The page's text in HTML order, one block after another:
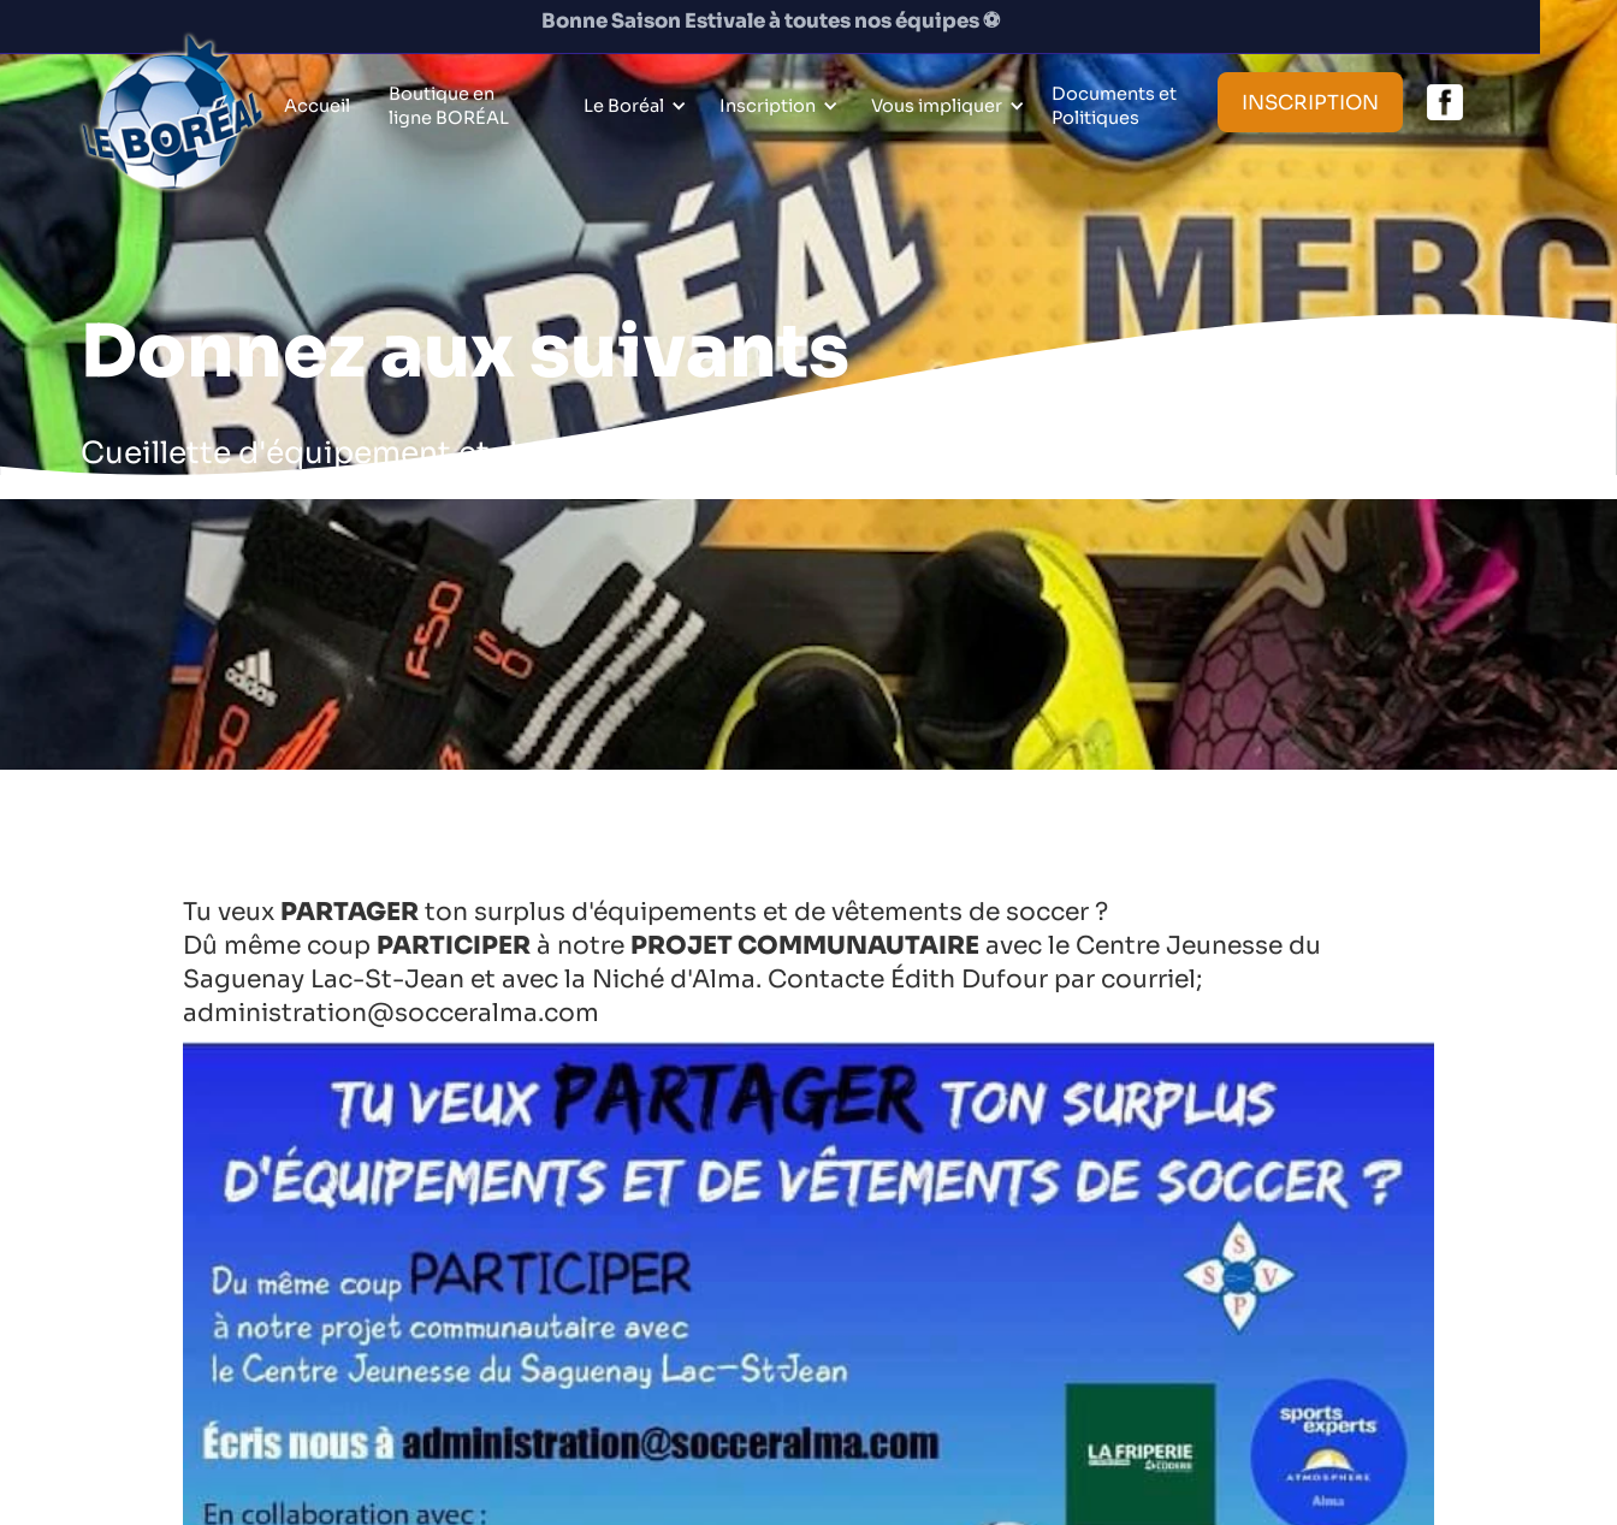
Bonne Saison Estivale à toutes nos équipes⚽️
Accueil
Boutique en
ligne BORÉAL
Le Boréal Inscription Vous impliquer
Documents et
Politiques
INSCRIPTION
Donnez aux suivants
Cueillette d'équipement et de vêtements
Tu veux PARTAGERton surplus d'équipements et de vêtements de soccer ?
Dû même coup PARTICIPER à notre PROJET COMMUNAUTAIRE avec le Centre Jeunesse du
Saguenay Lac-St-Jean et avec la Niché d'Alma. Contacte Édith Dufour par courriel;
administration@socceralma.com